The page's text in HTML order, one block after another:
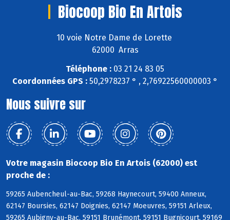
Biocoop Bio En Artois
10 voie Notre Dame de Lorette
62000 Arras
Téléphone : 03 21 24 83 05
Coordonnées GPS : 50,2978237 ° , 2,76922560000003 °
Nous suivre sur
Votre magasin Biocoop Bio En Artois (62000) est
proche de :
59265 Aubencheul-au-Bac, 59268 Haynecourt, 59400 Anneux,
62147 Boursies, 62147 Doignies, 62147 Moeuvres, 59151 Arleux,
59265 Aubigny-au-Bac, 59151 Brunémont, 59151 Bugnicourt, 59169